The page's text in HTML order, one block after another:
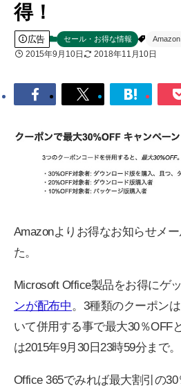
得！
広告 セール・お得な情報 Amazon
2015年9月10日 2018年11月10日
Amazonよりお得なお知らせメ
た。
Microsoft Office製品をお得にゲ
ンが配布中。3種類のクーポン
いて併用する事で最大30％OFF
は2015年9月30日23時59分まで。
Office 365でみれば最大割引の